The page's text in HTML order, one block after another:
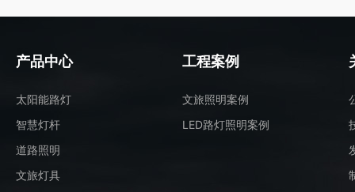
产品中心
太阳能路灯
智慧灯杆
道路照明
文旅灯具
工程案例
文旅照明案例
LED路灯照明案例